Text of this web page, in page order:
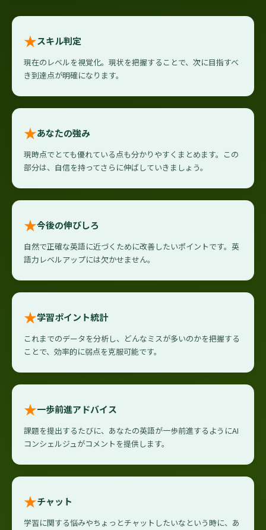
★スキル判定
現在のレベルを視覚化。現状を把握することで、次に目指すべ
き到達点が明確になります。
★あなたの強み
現時点でとても優れている点も分かりやすくまとめます。この
部分は、自信を持ってさらに伸ばしていきましょう。
★今後の伸びしろ
自然で正確な英語に近づくために改善したいポイントです。英
語力レベルアップには欠かせません。
★学習ポイント統計
これまでのデータを分析し、どんなミスが多いのかを把握する
ことで、効率的に弱点を克服可能です。
★一歩前進アドバイス
課題を提出するたびに、あなたの英語が一歩前進するようにAI
コンシェルジュがコメントを提供します。
★チャット
学習に関する悩みやちょっとチャットしたいなという時に、あ